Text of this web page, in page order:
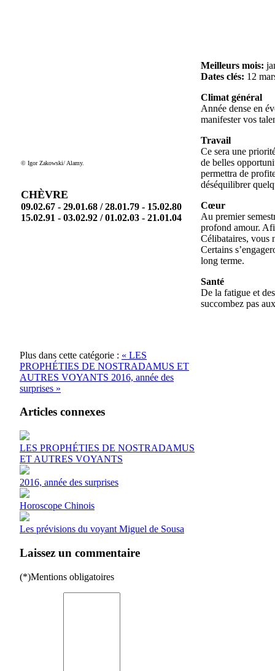
© Igor Zakowski/ Alamy.
CHÈVRE
09.02.67 - 29.01.68 / 28.01.79 - 15.02.80
15.02.91 - 03.02.92 / 01.02.03 - 21.01.04
Meilleurs mois:
Dates clés: 12
Climat général
Année dense en
manifester vos
Travail
Ce sera une
de belles
permettra de
déséquilibrer
Cœur
Au premier
profond amour.
Célibataires, vous
Certains
long terme.
Santé
De la fatigue et
succombez pas
Plus dans cette catégorie : « LES
PROPHÉTIES DE NOSTRADAMUS ET
AUTRES VOYANTS 2016, année des
surprises »
Articles connexes
LES PROPHÉTIES DE NOSTRADAMUS
ET AUTRES VOYANTS
2016, année des surprises
Horoscope Chinois
Les prévisions du voyant Miguel de Sousa
Laissez un commentaire
(*)Mentions obligatoires